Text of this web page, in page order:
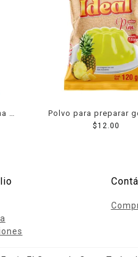
D
Polvo para preparar
Ideal de agua sabor
$12.00